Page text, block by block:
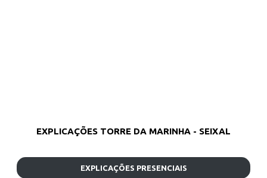
EXPLICAÇÕES TORRE DA MARINHA - SEIXAL
EXPLICAÇÕES PRESENCIAIS